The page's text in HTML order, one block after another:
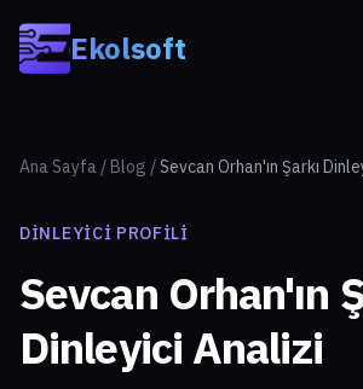
Ekolsoft
Ana Sayfa / Blog /Sevcan Orhan'ın Şarkı
DINLEYICI PROFILI
Sevcan Orhan'ın
Dinleyici Analizi